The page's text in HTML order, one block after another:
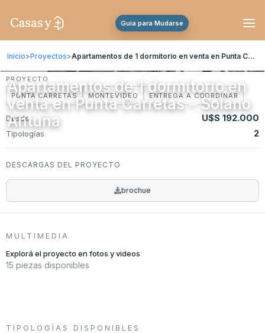
Guia para Mudarse
Inicio>Proyectos> Apartamentos de 1 dormitorio en venta en Punta Carretas – Solano Antuña
Apartamentos de 1 dormitorio en
venta en Punta Carretas – Solano
Antuña
PROYECTO
PUNTA CARRETAS
MONTEVIDEO ENTREGA A COORDINAR
Desde U$S 192.000
Tipologías 2
DESCARGAS DEL PROYECTO
brochue
MULTIMEDIA
Explorá el proyecto en fotos y videos
15 piezas disponibles
TIPOLOGÍAS DISPONIBLES